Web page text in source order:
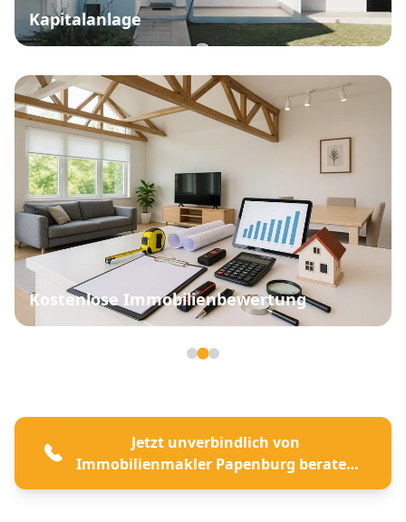
Kapitalanlage
Kostenlose Immobilienbewertung
Jetzt unverbindlich von
Immobilienmakler Papenburg beraten
lassen